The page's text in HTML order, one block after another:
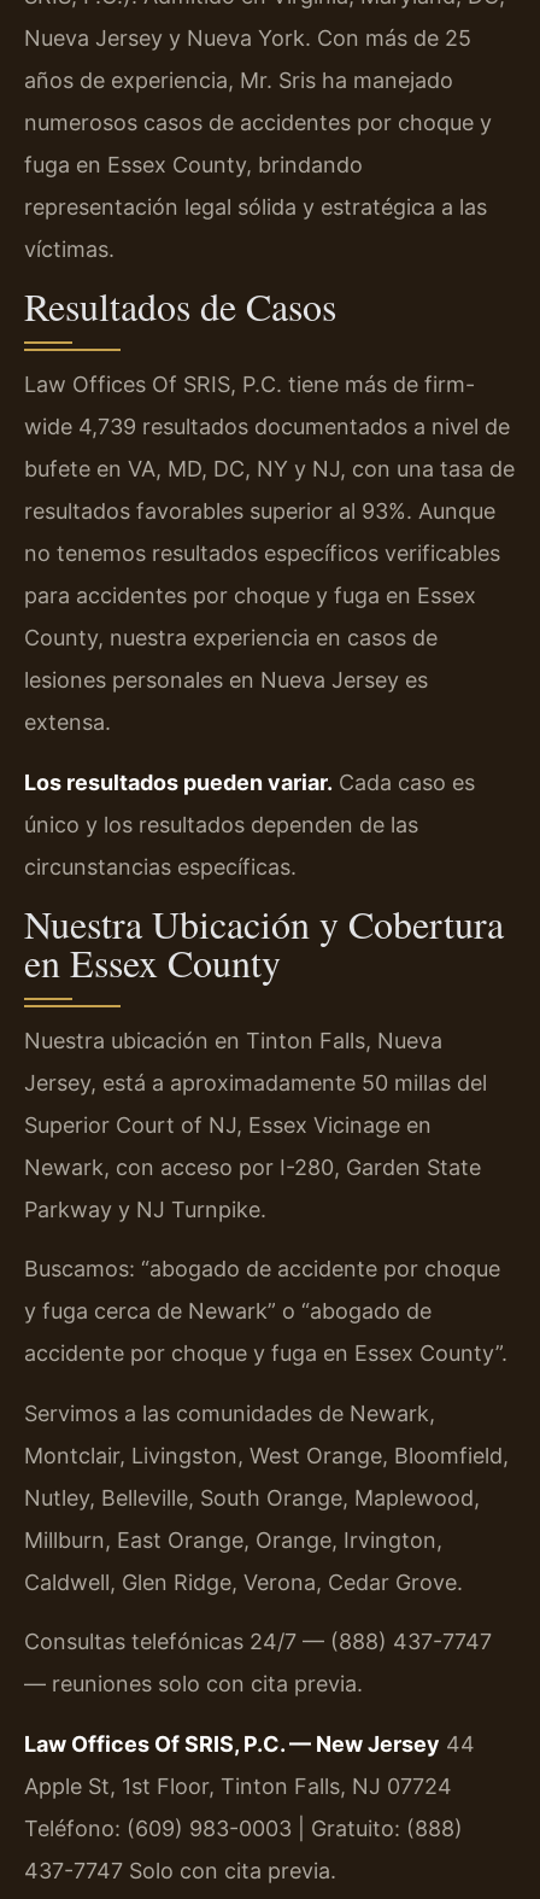
Nueva Jersey y Nueva York. Con más de 25
años de experiencia, Mr. Sris ha manejado
numerosos casos de accidentes por choque y
fuga en Essex County, brindando
representación legal sólida y estratégica a las
víctimas.
Resultados de Casos
Law Offices Of SRIS, P.C. tiene más de firm-
wide 4,739 resultados documentados a nivel de
bufete en VA, MD, DC, NY y NJ, con una tasa de
resultados favorables superior al 93%. Aunque
no tenemos resultados específicos verificables
para accidentes por choque y fuga en Essex
County, nuestra experiencia en casos de
lesiones personales en Nueva Jersey es
extensa.
Los resultados pueden variar. Cada caso es
único y los resultados dependen de las
circunstancias específicas.
Nuestra Ubicación y Cobertura
en Essex County
Nuestra ubicación en Tinton Falls, Nueva
Jersey, está a aproximadamente 50 millas del
Superior Court of NJ, Essex Vicinage en
Newark, con acceso por I-280, Garden State
Parkway y NJ Turnpike.
Buscamos: “abogado de accidente por choque
y fuga cerca de Newark” o “abogado de
accidente por choque y fuga en Essex County”.
Servimos a las comunidades de Newark,
Montclair, Livingston, West Orange, Bloomfield,
Nutley, Belleville, South Orange, Maplewood,
Millburn, East Orange, Orange, Irvington,
Caldwell, Glen Ridge, Verona, Cedar Grove.
Consultas telefónicas 24/7 — (888) 437-7747
— reuniones solo con cita previa.
Law Offices Of SRIS, P.C. — New Jersey 44
Apple St, 1st Floor, Tinton Falls, NJ 07724
Teléfono: (609) 983-0003 | Gratuito: (888)
437-7747 Solo con cita previa.